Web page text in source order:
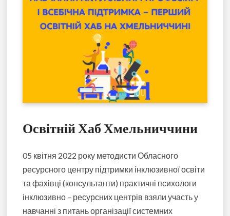
Освітній Хаб Хмельниччини
05 квітня 2022 року методисти Обласного
ресурсного центру підтримки інклюзивної освіти
та фахівці (консультанти) практичні психологи
інклюзивно – ресурсних центрів взяли участь у
навчанні з питань організації системних